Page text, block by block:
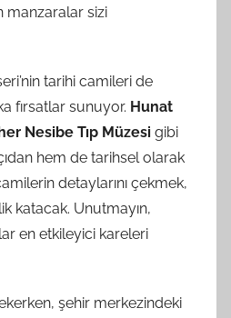
manzaralar sizi
tarihi camileri de
fırsatlar sunuyor. Hunat
Nesibe Tıp Müzesi gibi
hem de tarihsel olarak
detaylarını çekmek,
katacak. Unutmayın,
en etkileyici kareleri
şehir merkezindeki